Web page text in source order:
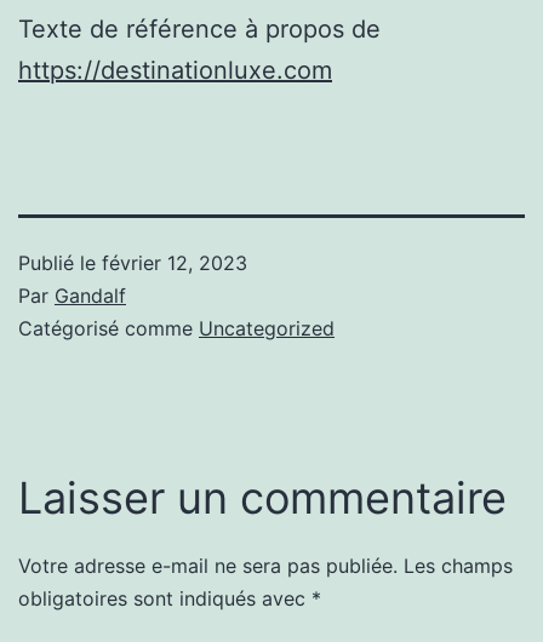
Texte de référence à propos de
https://destinationluxe.com
Publié le février 12, 2023
Par Gandalf
Catégorisé comme Uncategorized
Laisser un commentaire
Votre adresse e-mail ne sera pas publiée. Les champs
obligatoires sont indiqués avec *